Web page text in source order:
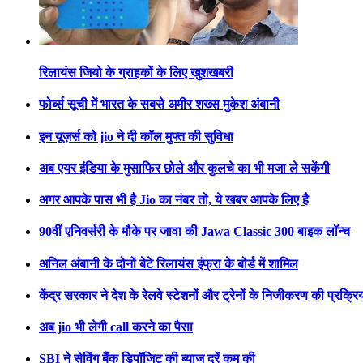
रिलायंस जियो के ग्राहकों के लिए खुशखबरी
फोर्ब्स सूची में भारत के सबसे अमीर शख्स मुकेश अंबानी
इन यूज़र्स को jio ने दी कॉल मुफ्त की सुविधा
अब एयर इंडिया के मुसाफिर छोले और कुलचे का भी मजा ले सकेंगी
अगर आपके पास भी है Jio का नंबर तो, ये खबर आपके लिए है
90वीं एनिवर्सरी के मौके पर जावा की Jawa Classic 300 बाइक लॉन्च
अनिल अंबानी के दोनों बेटे रिलायंस इंफ्रा के बोर्ड में शामिल
केंद्र सरकार ने देश के रेलवे स्टेशनों और ट्रेनों के निजीकरण की
अब jio भी लेगी call करने का पैसा
SBI ने सेविंग बैंक डिपॉजिट की ब्याज दरें कम की